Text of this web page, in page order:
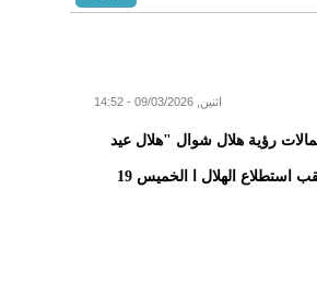
اثنين, 09/03/2026 - 14:52
رؤية هلال شوال "هلال عيد
الفطر المبارك" في مصر، حيث من المرتقب استطلاع الهلال ا الخميس 19